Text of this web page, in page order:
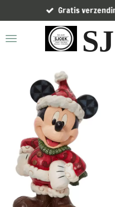
direct
naar
Gratis